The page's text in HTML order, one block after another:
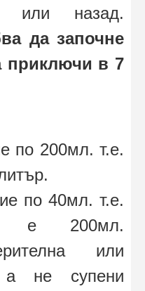
или назад.
да започне
приключи в 7
по 200мл. т.е.
по 40мл. т.е.
е 200мл.
или
а не супени